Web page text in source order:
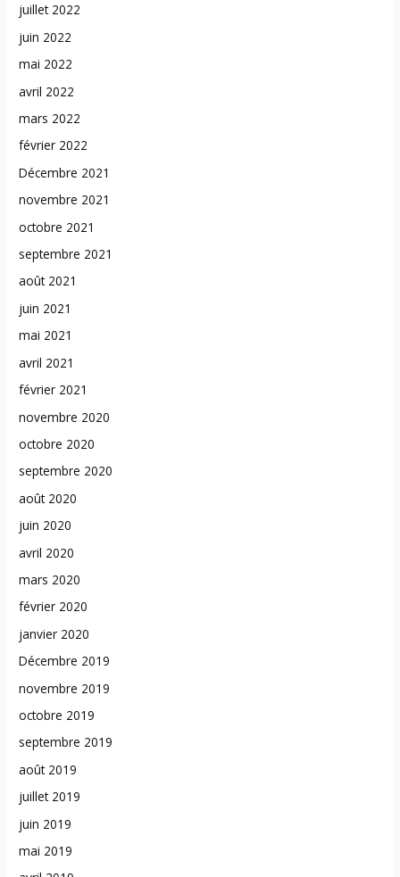
juillet 2022
juin 2022
mai 2022
avril 2022
mars 2022
février 2022
Décembre 2021
novembre 2021
octobre 2021
septembre 2021
août 2021
juin 2021
mai 2021
avril 2021
février 2021
novembre 2020
octobre 2020
septembre 2020
août 2020
juin 2020
avril 2020
mars 2020
février 2020
janvier 2020
Décembre 2019
novembre 2019
octobre 2019
septembre 2019
août 2019
juillet 2019
juin 2019
mai 2019